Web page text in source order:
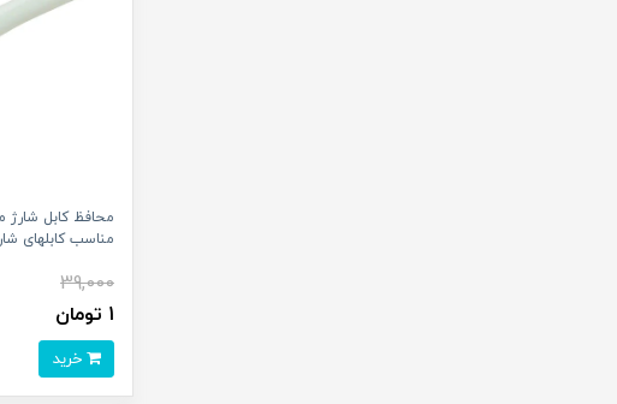
مناسب کابلهای
39,000
1 تومان